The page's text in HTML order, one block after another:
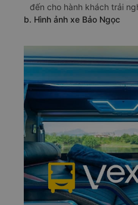
đến cho hành khách trải
b. Hình ảnh xe Bảo Ngọc